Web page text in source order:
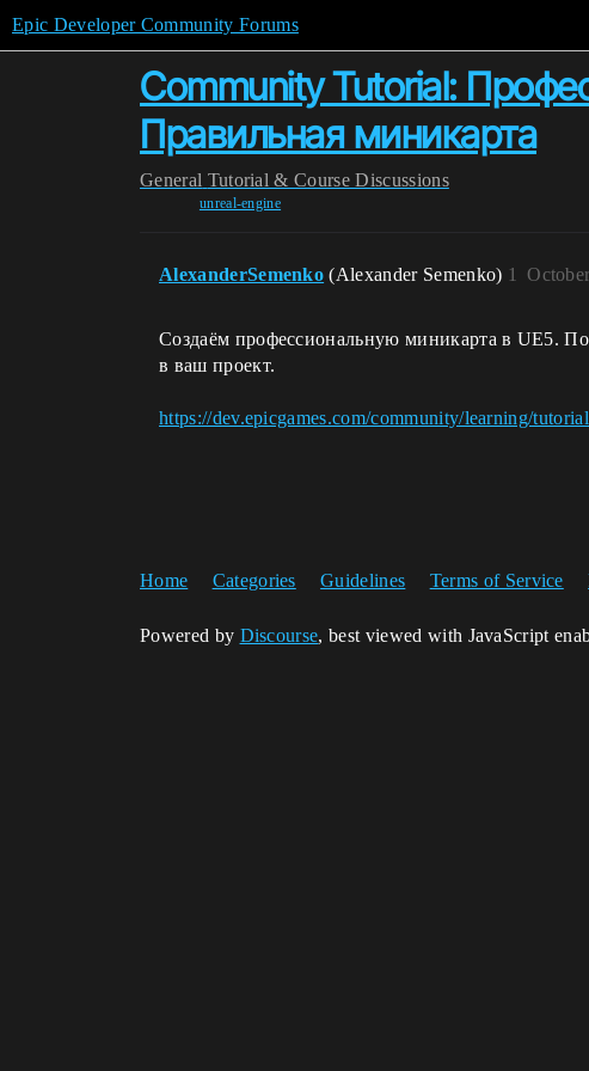
Epic Developer Community Forums
Community Tutorial:
Правильная миникарта
General Tutorial & Course Discussions
unreal-engine
AlexanderSemenko (Alexander Semenko) 1
Создаём профессиональную миникарта в UE5.
в ваш проект.
https://dev.epicgames.com/community/learning/
Home Categories Guidelines Terms of Service
Powered by Discourse, best viewed with JavaScript